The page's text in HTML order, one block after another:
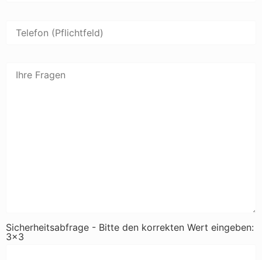
Sicherheitsabfrage - Bitte den korrekten Wert eingeben:
3x3